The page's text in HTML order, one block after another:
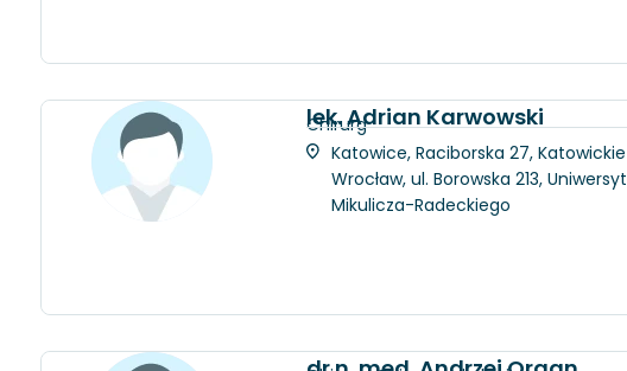
lek. Adrian Karwowski
Chirurg
Katowice, Raciborska 27,
Wrocław, ul. Borowska 213,
Mikulicza-Radeckiego